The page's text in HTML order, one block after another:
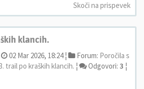
Skoči na prispevek
klancih.
02 Mar 2026, 18:24 ¦ Forum: Poročila s
trail po kraških klancih. ¦ Odgovori: 3 ¦